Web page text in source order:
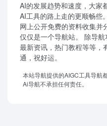
AI的发展趋势和速度，大家
AI工具的路上走的更顺畅些
网上公开免费的资料收集并
仅仅是一个导航站。 除导
最新资讯，热门教程等等，
通，祝好运。
本站导航提供的AIGC工具导航
Ai导航不承担任何责任。